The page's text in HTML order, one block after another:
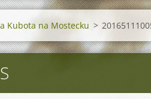
Kubota na Mostecku >